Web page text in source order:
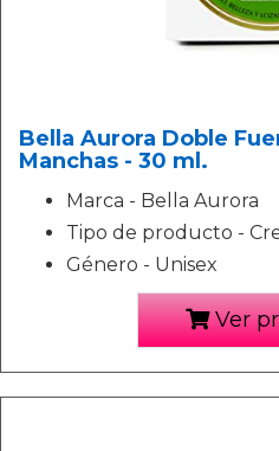
Bella Aurora Doble
Manchas - 30 ml.
Marca - Bella Aurora
Tipo de producto -
Género - Unisex
Ver